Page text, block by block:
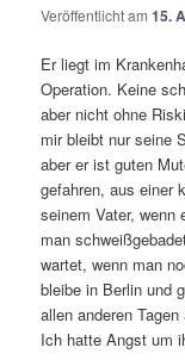
Veröffentlicht am15.
Er liegt im
Operation. Keine
aber nicht ohne
mir bleibt nur seine
aber er ist guten
gefahren, aus einer
seinem Vater, wenn
man
wartet, wenn man
bleibe in Berlin und
allen anderen
Ich hatte Angst um